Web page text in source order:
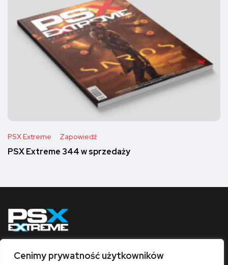
Cenimy prywatność użytkowników
PSX Extreme Zapowiedź
PSX Extreme 344 w sprzedaży
Obserwuj nas